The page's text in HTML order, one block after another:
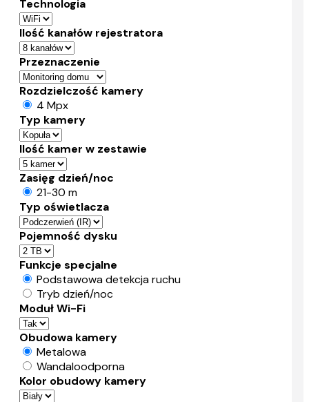
Technologia
Ilość kanałów rejestratora
Przeznaczenie
Rozdzielczość kamery
4 Mpx
Typ kamery
Ilość kamer w zestawie
Zasięg dzień/noc
21-30 m
Typ oświetlacza
Pojemność dysku
Funkcje specjalne
Podstawowa detekcja ruchu
Tryb dzień/noc
Moduł Wi-Fi
Obudowa kamery
Metalowa
Wandaloodporna
Kolor obudowy kamery